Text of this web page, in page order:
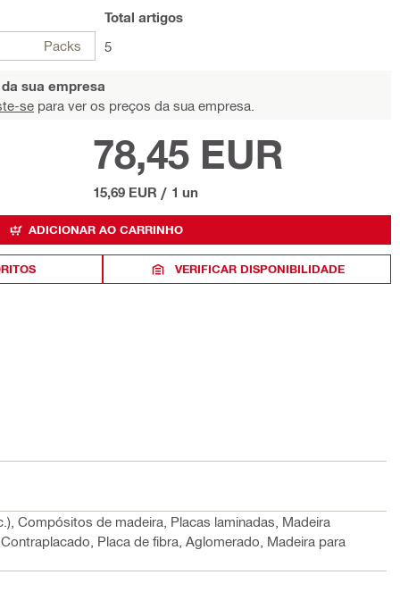
Packs
Total artigos
5
sua empresa
se para ver os preços da sua empresa.
78,45 EUR
15,69 EUR / 1 un
ADICIONAR AO CARRINHO
VERIFICAR DISPONIBILIDADE
Compósitos de madeira, Placas laminadas, Madeira
Contraplacado, Placa de fibra, Aglomerado, Madeira para